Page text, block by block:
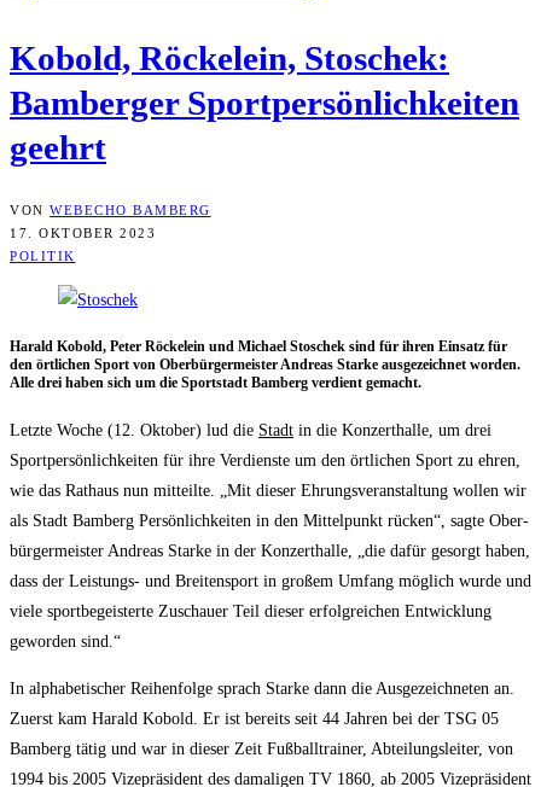
Kobold, Röckel­ein, Sto­schek:
Bam­ber­ger Sport­per­sön­lich­kei­ten
geehrt
VON WEBECHO BAMBERG
17. OKTOBER 2023
POLITIK
Harald Kobold, Peter Röckel­ein und Micha­el Sto­schek sind für ihren Ein­satz für
den ört­li­chen Sport von Ober­bür­ger­meis­ter Andre­as Star­ke aus­ge­zeich­net wor­den.
Alle drei haben sich um die Sport­stadt Bam­berg ver­dient gemacht.
Letz­te Woche (12. Okto­ber) lud die Stadt in die Kon­zert­hal­le, um drei
Sport­per­sön­lich­kei­ten für ihre Ver­diens­te um den ört­li­chen Sport zu ehren,
wie das Rat­haus nun mit­teil­te. „Mit die­ser Ehrungs­ver­an­stal­tung wol­len wir
als Stadt Bam­berg Per­sön­lich­kei­ten in den Mit­tel­punkt rücken“, sag­te Ober­
bür­ger­meis­ter Andre­as Star­ke in der Kon­zert­hal­le, „die dafür gesorgt haben,
dass der Leis­tungs- und Brei­ten­sport in gro­ßem Umfang mög­lich wur­de und
vie­le sport­be­geis­ter­te Zuschau­er Teil die­ser erfolg­rei­chen Ent­wick­lung
gewor­den sind.“
In alpha­be­ti­scher Rei­hen­fol­ge sprach Star­ke dann die Aus­ge­zeich­ne­ten an.
Zuerst kam Harald Kobold. Er ist bereits seit 44 Jah­ren bei der TSG 05
Bam­berg tätig und war in die­ser Zeit Fuß­ball­trai­ner, Abtei­lungs­lei­ter, von
1994 bis 2005 Vize­prä­si­dent des dama­li­gen TV 1860, ab 2005 Vize­prä­si­dent